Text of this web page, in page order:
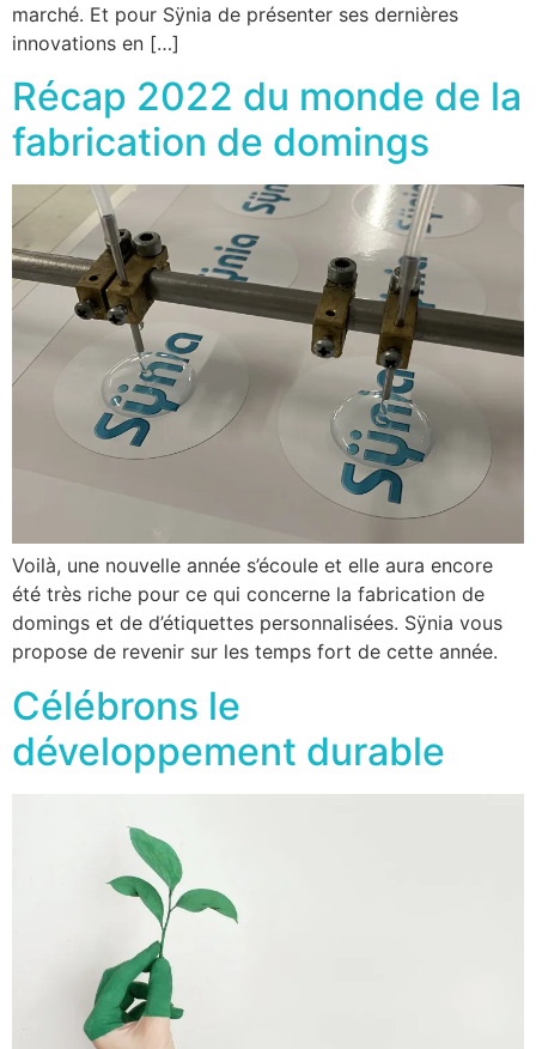
marché. Et pour Sÿnia de présenter ses dernières
innovations en […]
Récap 2022 du monde de la
fabrication de domings
Voilà, une nouvelle année s’écoule et elle aura encore
été très riche pour ce qui concerne la fabrication de
domings et de d’étiquettes personnalisées. Sÿnia vous
propose de revenir sur les temps fort de cette année.
Célébrons le
développement durable